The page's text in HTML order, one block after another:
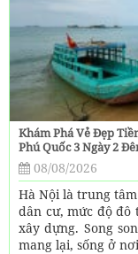
Khám Phá Vẻ Đẹp
Phú Quốc 3 Ngày 2
08/08/2026
Hà Nội là trung
dân cư, mức độ đô
xây dựng. Song
mang lại, sống ở